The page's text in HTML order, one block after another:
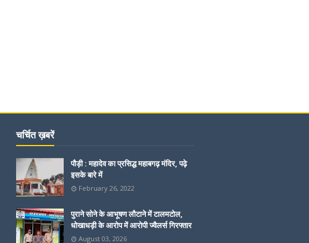
चर्चित ख़बरें
पौड़ी : महादेव का प्रसिद्ध महाबगढ़ मंदिर, पढ़े
इसके बारे में
February 26, 2022
पुराने सोने के आभूषण लौटाने में टालमटोल,
धोखाधड़ी के आरोप में आरोपी ज्वैलर्स गिरफ्तार
August 03, 2026